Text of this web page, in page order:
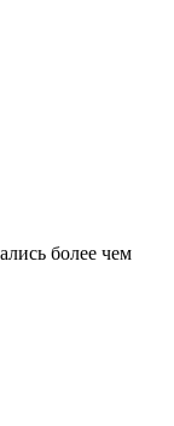
более чем